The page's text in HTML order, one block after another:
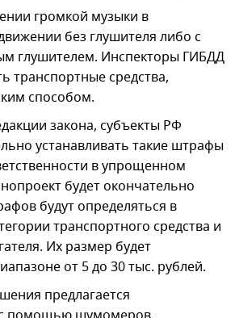
громкой музыки в
без глушителя либо с
глушителем. Инспекторы ГИБДД
транспортные средства,
способом.
закона, субъекты РФ
устанавливать такие штрафы
в упрощенном
будет окончательно
будут определяться в
транспортного средства и
Их размер будет
от 5 до 30 тыс. рублей.
предлагается